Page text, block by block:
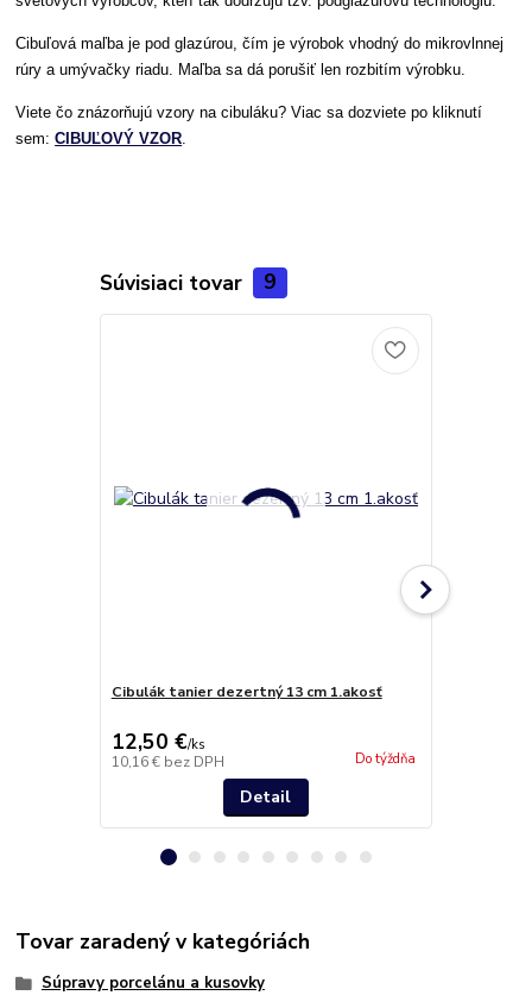
Cibuľová maľba je pod glazúrou, čím je výrobok vhodný do mikrovlnnej
rúry a umývačky riadu. Maľba sa dá porušiť len rozbitím výrobku.
Viete čo znázorňujú vzory na cibuláku? Viac sa dozviete po kliknutí
sem:CIBUĽOVÝ VZOR.
Súvisiaci tovar 9
Cibulák tanier dezertný 13 cm 1.akosť
12,50 €/ks
10,16 € bez DPH Do týždňa
Detail
Tovar zaradený v kategóriách
Súpravy porcelánu a kusovky